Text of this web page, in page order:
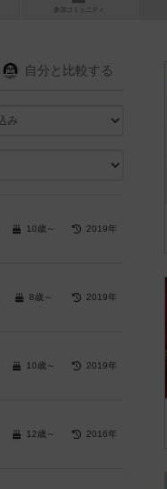
コミュニティ
自分と 比較する
10歳～ 2019年
8歳～ 2019年
10歳～ 2019年
12歳～ 2016年